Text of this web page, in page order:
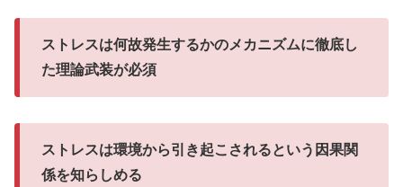
ストレスは何故発生するかのメカニズムに徹底し
た理論武装が必須
ストレスは環境から引き起こされるという因果関
係を知らしめる